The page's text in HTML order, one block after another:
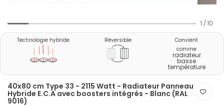
1 / 10
Technologie hybride Réversible
Convient
comme
radiateur
basse
température
40x80 cm Type 33 - 2115 Watt - Radiateur Panneau
Hybride E.C.A avec boosters intégrés - Blanc (RAL
9016)